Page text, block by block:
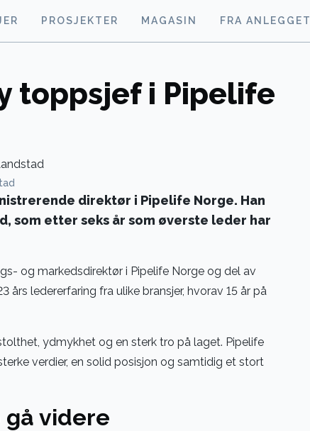
PROSJEKTER MAGASIN FRA ANLEGGET
toppsjef i Pipelife
direktør i Pipelife Norge. Han
som etter seks år som øverste leder har
og markedsdirektør i Pipelife Norge og del av
års ledererfaring fra ulike bransjer, hvorav 15 år på
ydmykhet og en sterk tro på laget. Pipelife
verdier, en solid posisjon og samtidig et stort
videre